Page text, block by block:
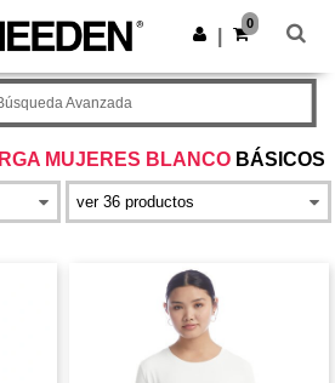
en app!
Descargar app
0
MUJERES BLANCO BÁSICOS
Avanzada